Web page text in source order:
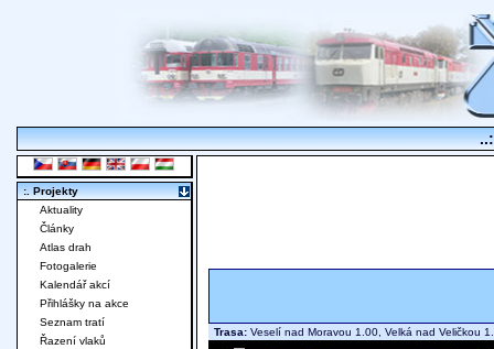
Trasa: Veselí nad Moravou 1.00, Velká nad Veličkou
:. Projekty
Aktuality
Články
Atlas drah
Fotogalerie
Kalendář akcí
Přihlášky na akce
Seznam tratí
Řazení vlaků